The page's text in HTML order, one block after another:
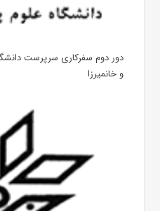
دور دوم سفرکاری سرپرست
و خانمیرزا